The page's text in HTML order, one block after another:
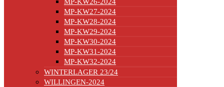
MP-KW26-2024
MP-KW27-2024
MP-KW28-2024
MP-KW29-2024
MP-KW30-2024
MP-KW31-2024
MP-KW32-2024
WINTERLAGER 23/24
WILLINGEN-2024